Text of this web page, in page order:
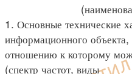
(наименование
1. Основные технические
информационного объекта,
отношению к которому
(спектр частот, виды